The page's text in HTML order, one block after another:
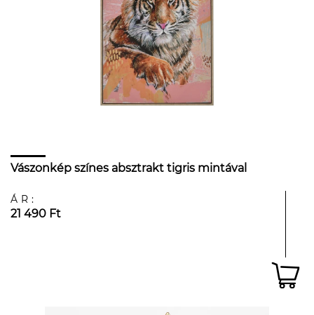
Vászonkép színes absztrakt tigris mintával
ÁR:
21 490 Ft